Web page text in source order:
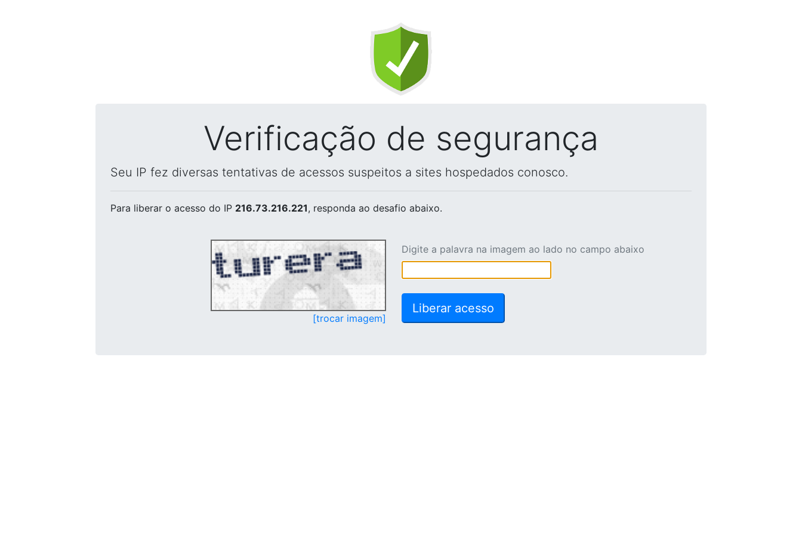
Verificação de segurança
Seu IP fez diversas tentativas de acessos suspeitos a sites hospedados conosco.
Para liberar o acesso do IP 216.73.216.221, responda ao desafio abaixo.
[trocar imagem]
Digite a palavra na imagem ao lado no campo abaixo